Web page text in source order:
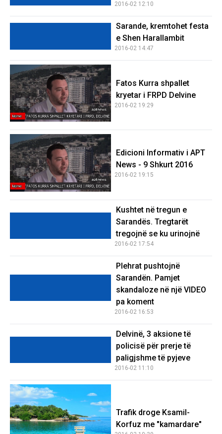
2016-02 12:10
Sarande, kremtohet festa
e Shen Harallambit
2016-02 14:47
Fatos Kurra shpallet
kryetar i FRPD Delvine
2016-02 19:29
Edicioni Informativ i APT
News - 9 Shkurt 2016
2016-02 19:15
Kushtet në tregun e
Sarandës. Tregtarët
tregojnë se ku urinojnë
2016-02 17:54
Plehrat pushtojnë
Sarandën. Pamjet
skandaloze në një VIDEO
pa koment
2016-02 16:53
Delvinë, 3 aksione të
policisë për prerje të
paligjshme të pyjeve
2016-02 11:10
Trafik droge Ksamil-
Korfuz me "kamardare"